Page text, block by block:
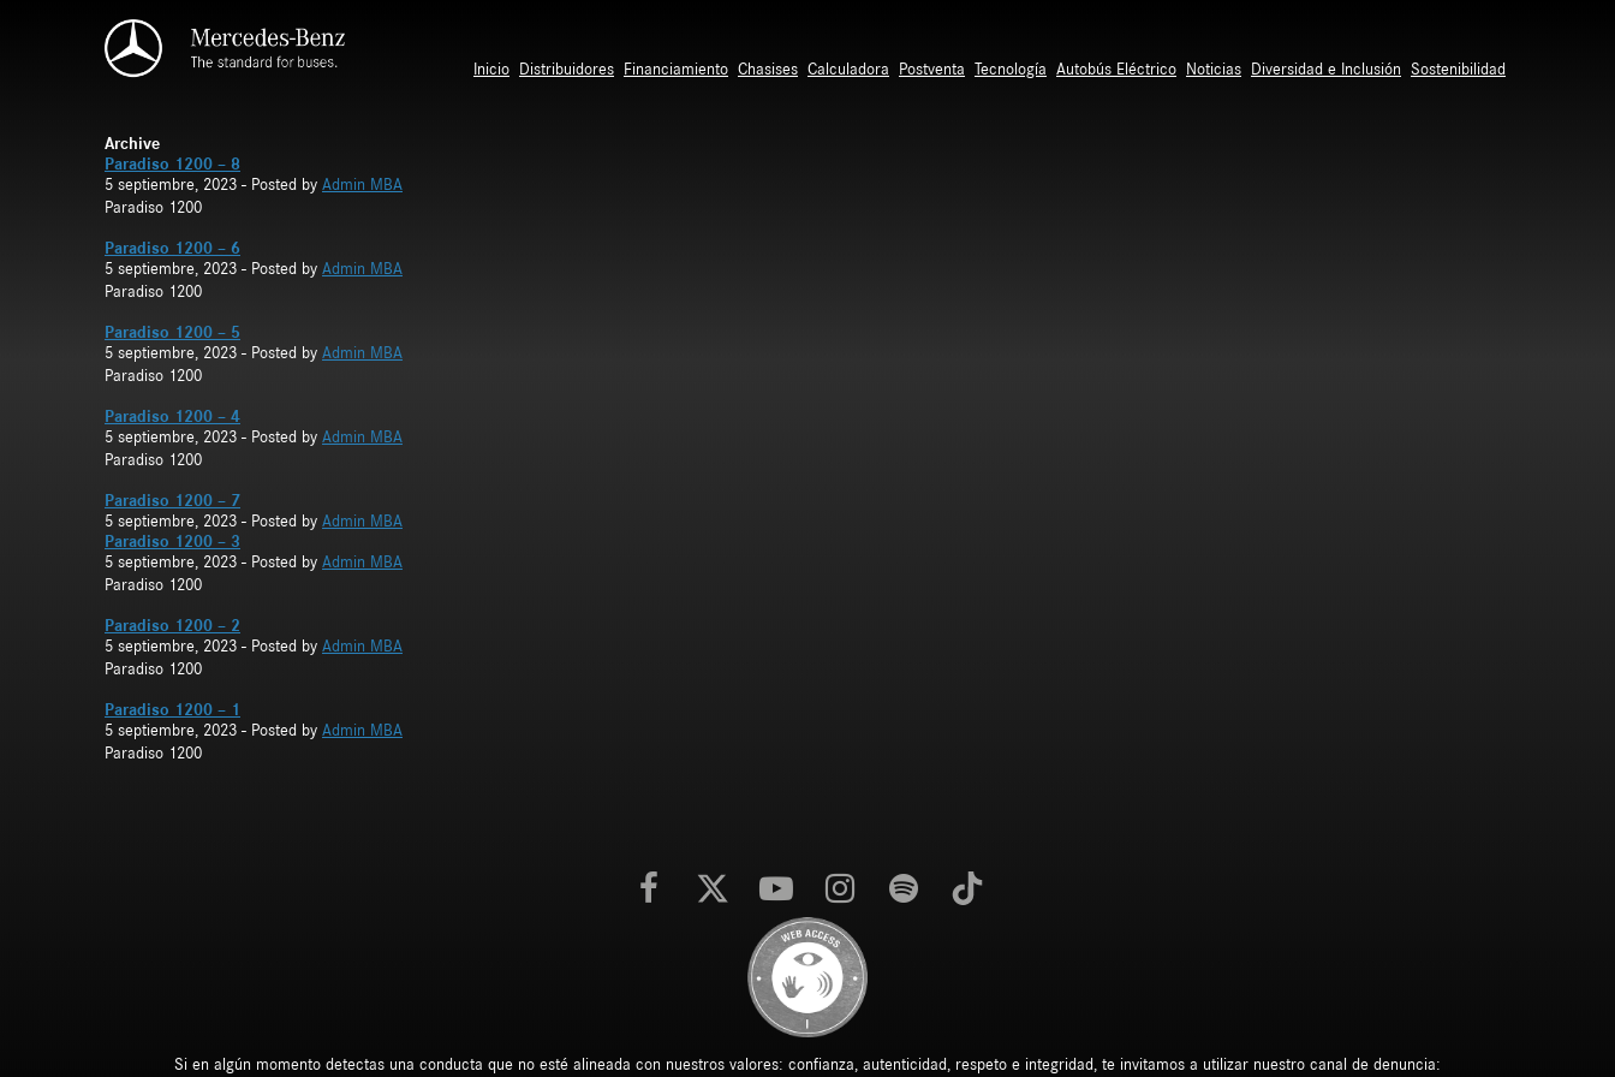
Inicio Distribuidores Financiamiento Chasises Calculadora Postventa Tecnología Autobús Eléctrico Noticias Diversidad e Inclusión Sostenibilidad
Archive
Paradiso 1200 – 8
5 septiembre, 2023 - Posted by Admin MBA
Paradiso 1200
Paradiso 1200 – 6
5 septiembre, 2023 - Posted by Admin MBA
Paradiso 1200
Paradiso 1200 – 5
5 septiembre, 2023 - Posted by Admin MBA
Paradiso 1200
Paradiso 1200 – 4
5 septiembre, 2023 - Posted by Admin MBA
Paradiso 1200
Paradiso 1200 – 7
5 septiembre, 2023 - Posted by Admin MBA
Paradiso 1200 – 3
5 septiembre, 2023 - Posted by Admin MBA
Paradiso 1200
Paradiso 1200 – 2
5 septiembre, 2023 - Posted by Admin MBA
Paradiso 1200
Paradiso 1200 – 1
5 septiembre, 2023 - Posted by Admin MBA
Paradiso 1200
Si en algún momento detectas una conducta que no esté alineada con nuestros valores: confianza, autenticidad, respeto e integridad, te invitamos a utilizar nuestro canal de denuncia: